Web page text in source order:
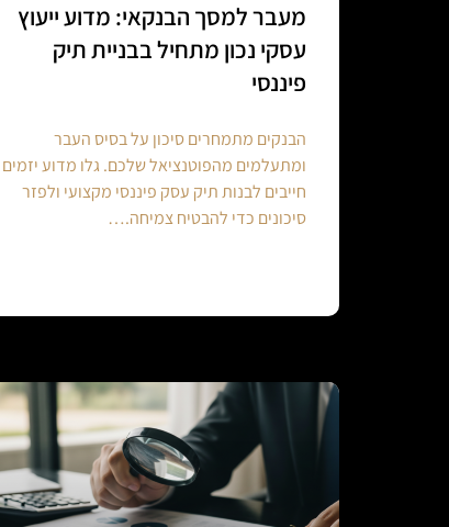
מעבר למסך הבנקאי: מדוע ייעוץ
עסקי נכון מתחיל בבניית תיק
פיננסי
הבנקים מתמחרים סיכון על בסיס העבר
ומתעלמים מהפוטנציאל שלכם. גלו מדוע יזמים
חייבים לבנות תיק עסק פיננסי מקצועי ולפזר
סיכונים כדי להבטיח צמיחה.…